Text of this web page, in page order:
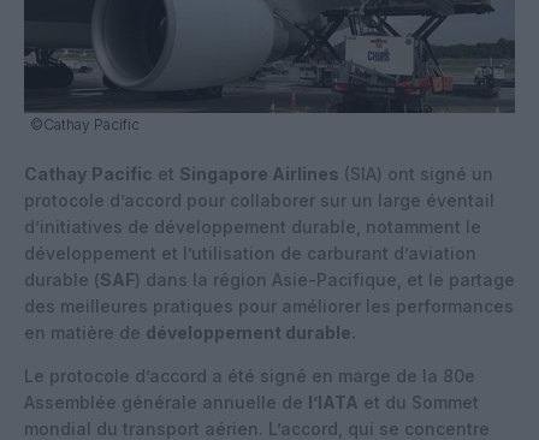
©Cathay Pacific
Cathay Pacific et Singapore Airlines (SIA) ont signé un
protocole d’accord pour collaborer sur un large éventail
d’initiatives de développement durable, notamment le
développement et l’utilisation de carburant d’aviation
durable (SAF) dans la région Asie-Pacifique, et le partage
des meilleures pratiques pour améliorer les performances
en matière de développement durable.
Le protocole d’accord a été signé en marge de la 80e
Assemblée générale annuelle de l’IATA et du Sommet
mondial du transport aérien. L’accord, qui se concentre